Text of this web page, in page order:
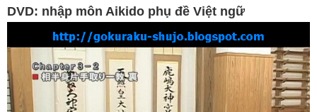
DVD: nhập môn Aikido phụ đề Việt ngữ